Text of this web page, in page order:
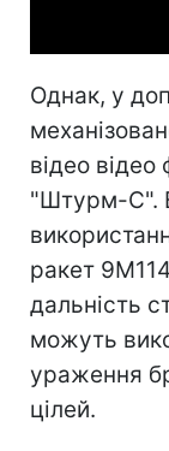
Однак, у
відео відео
"Штурм-С".
ракет
дальність
можуть
ураження
цілей.